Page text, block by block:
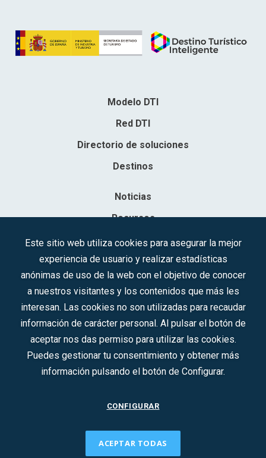
Modelo DTI
Red DTI
Directorio de soluciones
Destinos
Noticias
Recursos
Contacto
Sociedad Mercantil Estatal para la Gestión de la Innovación y las
C.I.F.: A-81/874.984
Síguenos en redes sociales:
CONTACTO
2022 © DTI · Todos los derechos reservados ·
Este sitio web utiliza cookies para asegurar la mejor
experiencia de usuario y realizar estadísticas
anónimas de uso de la web con el objetivo de conocer
a nuestros visitantes y los contenidos que más les
interesan. Las cookies no son utilizadas para recaudar
información de carácter personal. Al pulsar el botón de
aceptar nos das permiso para utilizar las cookies.
Puedes gestionar tu consentimiento y obtener más
información pulsando el botón de Configurar.
CONFIGURAR
ACEPTAR TODAS